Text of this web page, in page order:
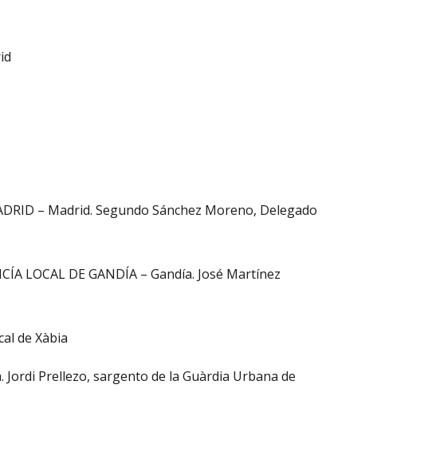
– Madrid. Segundo Sánchez Moreno, Delegado
LOCAL DE GANDÍA – Gandía. José Martínez
de Xàbia
Jordi Prellezo, sargento de la Guàrdia Urbana de